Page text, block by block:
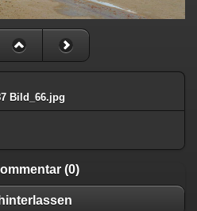
Bild_66.jpg
(0)